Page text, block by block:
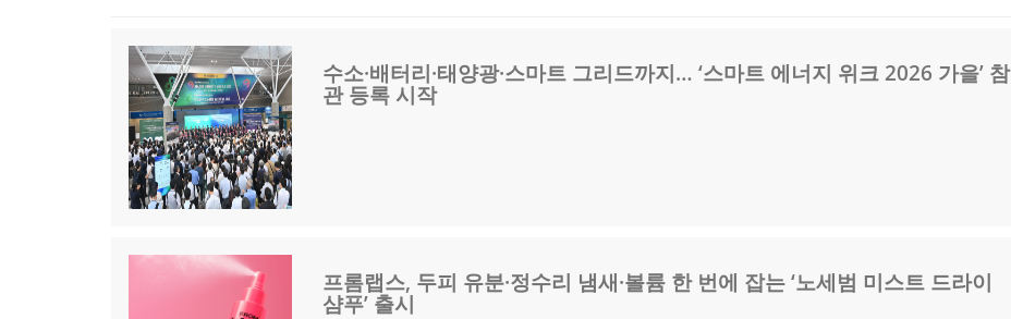
수소·배터리·태양광·스마트 그리드까지… ‘스마트 에너지 위크 2026 가을’ 참
관 등록 시작
프롬랩스, 두피 유분·정수리 냄새·볼륨 한 번에 잡는 ‘노세범 미스트 드라이
샴푸’ 출시